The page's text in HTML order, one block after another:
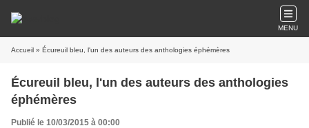
MENU
Accueil » Écureuil bleu, l'un des auteurs des anthologies éphémères
Écureuil bleu, l'un des auteurs des anthologies
éphémères
Publié le 10/03/2015 à 00:00